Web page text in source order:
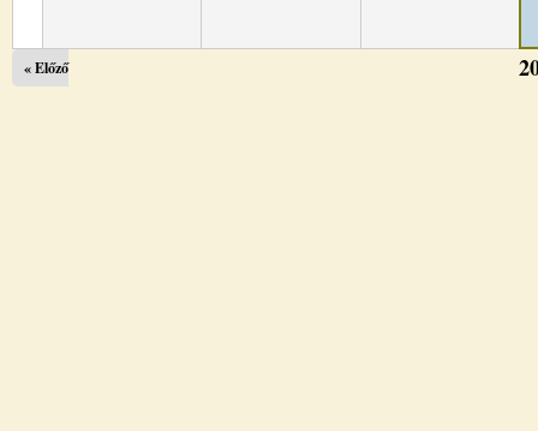
« Előző